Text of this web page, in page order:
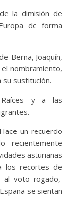
la dimisión de
de forma
Berna, Joaquín,
nombramiento,
sustitución.
Raíces y a las
un recuerdo
recientemente
asturianas
los recortes de
al voto rogado,
se sientan